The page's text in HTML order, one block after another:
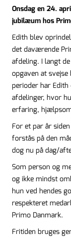
Onsdag en 24.
jubilæum hos
Edith blev
det daværende
afdeling. I langt
opgaven at
perioder har
afdelinger, hvor
erfaring,
For et par år
forstås på den
dog nu på dag/
Som person og
og ikke mindst
hun ved hendes
respekteret
Primo Danmark.
Fritiden bruges